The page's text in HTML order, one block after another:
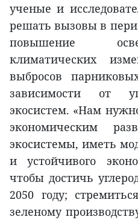
ученые и
решать вызовы в
повышение
климатических
выбросов
зависимости от
экосистем. «Нам
экономическим
экосистемы, иметь
и устойчивого
чтобы достичь
2050 году;
зеленому